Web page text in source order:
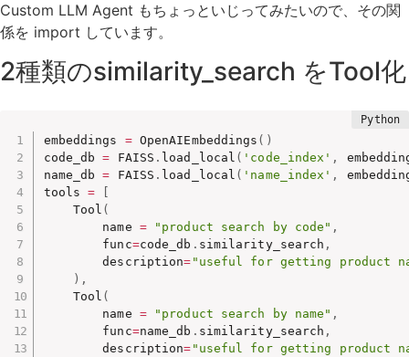
Custom LLM Agent もちょっといじってみたいので、その関
係を import しています。
2種類のsimilarity_search をTool化
embeddings = OpenAIEmbeddings ( )
code_db = FAISS . load_local ( 'code_index' ,
name_db = FAISS . load_local ( 'name_index' ,
tools =
[
    Tool
(
        name
= "product search by code" ,
        func
=code_db . similarity_search ,
        description
= "useful for getting product
) ,
    Tool
(
        name
= "product search by name" ,
        func
=name_db . similarity_search ,
        description
= "useful for getting product